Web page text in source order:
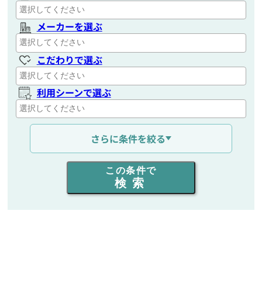
メーカーを選ぶ
こだわりで選ぶ
利用シーンで選ぶ
通信距離を選ぶ
出力を選ぶ
同時通話人数を選ぶ
さらに条件を絞る
この条件で
検索